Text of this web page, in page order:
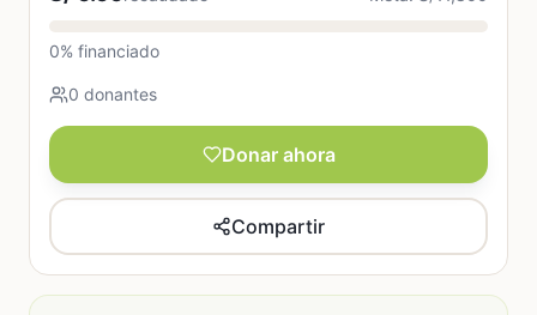
0% financiado
0 donantes
Donar ahora
Compartir